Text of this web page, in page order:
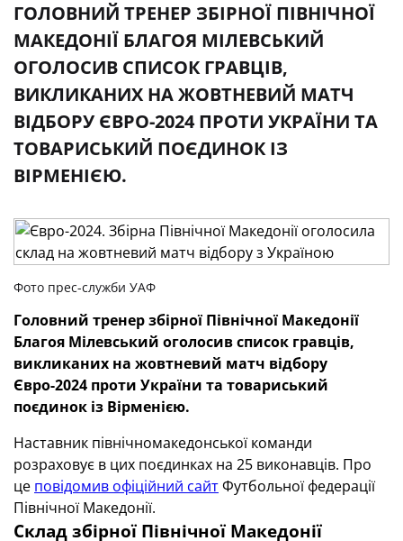
ГОЛОВНИЙ ТРЕНЕР ЗБІРНОЇ ПІВНІЧНОЇ
МАКЕДОНІЇ БЛАГОЯ МІЛЕВСЬКИЙ
ОГОЛОСИВ СПИСОК ГРАВЦІВ,
ВИКЛИКАНИХ НА ЖОВТНЕВИЙ МАТЧ
ВІДБОРУ ЄВРО-2024 ПРОТИ УКРАЇНИ ТА
ТОВАРИСЬКИЙ ПОЄДИНОК ІЗ
ВІРМЕНІЄЮ.
Фото прес-служби УАФ
Головний тренер збірної Північної Македонії
Благоя Мілевський оголосив список гравців,
викликаних на жовтневий матч відбору
Євро-2024 проти України та товариський
поєдинок із Вірменією.
Наставник північномакедонської команди
розраховує в цих поєдинках на 25 виконавців. Про
це повідомив офіційний сайтФутбольної федерації
Північної Македонії.
Склад збірної Північної Македонії